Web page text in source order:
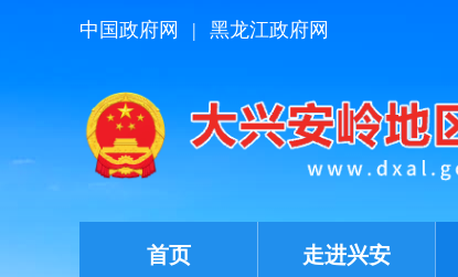
中国政府网 | 黑龙江政府网
首页 走进兴安